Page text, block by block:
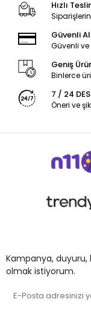
Hızlı
Güvenli
Güvenli
Geniş
Binlerce
7 / 24
Öneri ve
Kampanya,
olmak istiyorum.